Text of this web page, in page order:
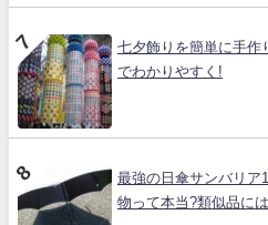
七夕飾りを簡単に手作
でわかりやすく!
最強の日傘サンバリア
物って本当?類似品に